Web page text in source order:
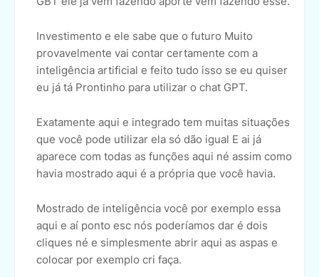
Investimento e ele sabe que o futuro Muito
provavelmente vai contar certamente com a
inteligência artificial e feito tudo isso se eu quiser
eu já tá Prontinho para utilizar o chat GPT.
Exatamente aqui e integrado tem muitas situações
que você pode utilizar ela só dão igual E ai já
aparece com todas as funções aqui né assim como
havia mostrado aqui é a própria que você havia.
Mostrado de inteligência você por exemplo essa
aqui e aí ponto esc nós poderíamos dar é dois
cliques né e simplesmente abrir aqui as aspas e
colocar por exemplo cri faça.